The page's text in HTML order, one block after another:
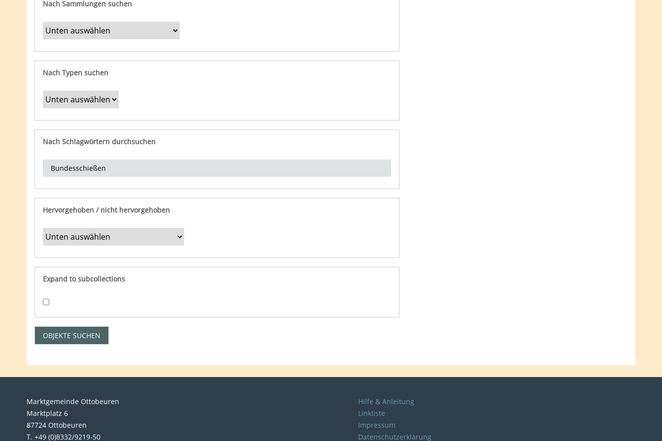
Nach Sammlungen suchen
Nach Typen suchen
Nach Schlagwörtern durchsuchen
Hervorgehoben / nicht hervorgehoben
Expand to subcollections
Marktgemeinde Ottobeuren
Marktplatz 6
87724 Ottobeuren
T. +49 (0)8332/9219-50
Hilfe & Anleitung
Linkliste
Impressum
Datenschutzerklärung